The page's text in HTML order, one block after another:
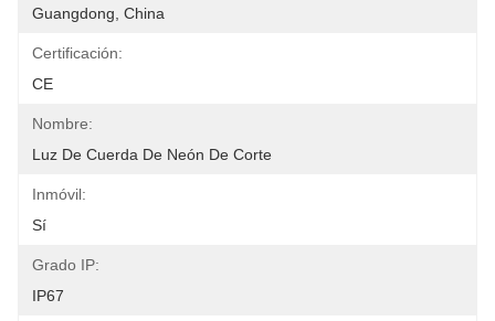
Guangdong, China
Certificación:
CE
Nombre:
Luz De Cuerda De Neón De Corte
Inmóvil:
Sí
Grado IP:
IP67